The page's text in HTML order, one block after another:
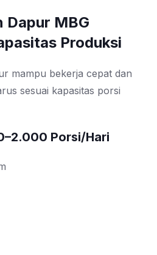
Dapur MBG
Produksi
mampu bekerja cepat dan
sesuai kapasitas porsi
Porsi/Hari